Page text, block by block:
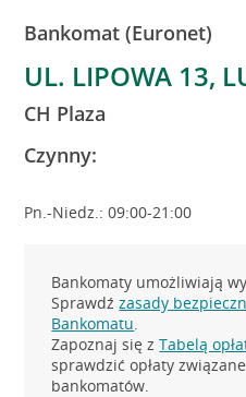
Bankomat (Euronet)
UL. LIPOWA 13,
CH Plaza
Czynny:
Pn.-Niedz.: 09:00-21:00
Bankomaty umożliwiają
Sprawdźzasady
Bankomatu.
Zapoznaj się zTabelą
sprawdzić opłaty
bankomatów.